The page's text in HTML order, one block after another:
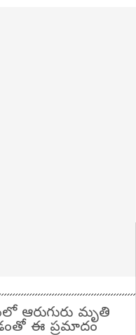
ఆరుగురు మృతి
ఈ ప్రమాదం